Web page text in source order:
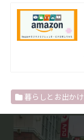
暮らしとお出かけ